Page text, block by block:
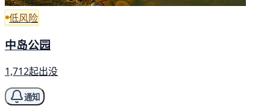
低风险
中岛公园
1,712起出没
通知